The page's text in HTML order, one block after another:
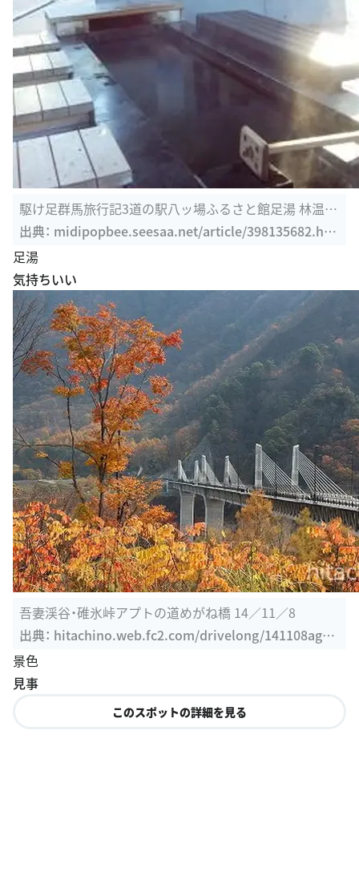
駆け足群馬旅行記3道の駅八ッ場ふるさと館足湯 林温泉
かたくりの湯 ...
出典： midipopbee.seesaa.net/article/398135682.ht
ml
足湯
気持ちいい
吾妻渓谷・碓氷峠アプトの道めがね橋 14／11／8
出典： hitachino.web.fc2.com/drivelong/141108agat
uma/sono2/agatuma141108.2.html
景色
見事
このスポットの詳細を見る